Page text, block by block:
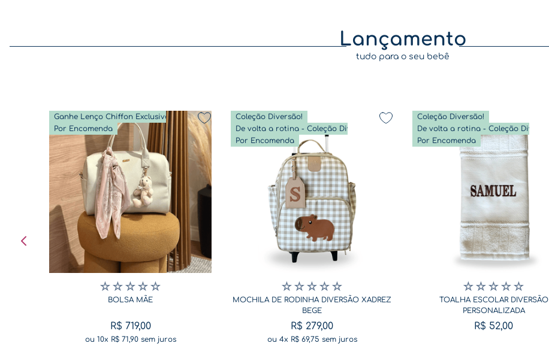
Lançamento
tudo para o seu bebê
Ganhe Lenço Chiffon Exclusivo
Por Encomenda
☆☆☆☆☆
BOLSA MÃE
R$ 719,00
ou 10x R$ 71,90sem juros
Coleção Diversão!
Por Encomenda
☆☆☆☆☆
MOCHILA DE RODINHA DIVERSÃO XADREZ
BEGE
R$ 279,00
ou 4x R$ 69,75 sem juros
Coleção Diversão!
Por Encomenda
☆☆☆☆☆
TOALHA ESCOLAR DIVERSÃO
PERSONALIZADA
R$ 52,00